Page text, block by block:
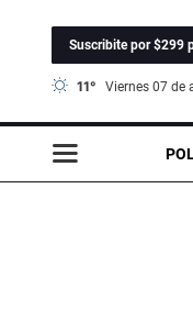
Suscribite por $299
11° viernes 07